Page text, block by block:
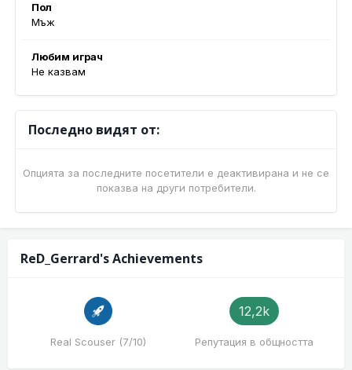
Пол
Мъж
Любим играч
Не казвам
Последно видят от:
Опцията за последните посетители е деактивирана и не се
показва на други потребители.
ReD_Gerrard's Achievements
Real Scouser (7/10)
12,2k
Репутация в общността